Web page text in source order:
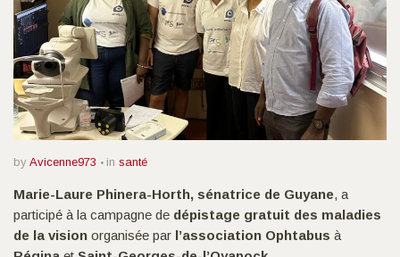
by Avicenne973 in santé
Marie-Laure Phinera-Horth, sénatrice de Guyane, a
participé à la campagne de dépistage gratuit des maladies
de la vision organisée par l’association Ophtabus à